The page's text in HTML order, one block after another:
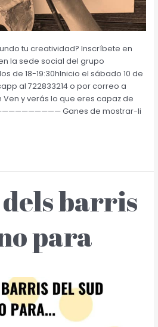
tu creatividad? Inscríbete en
la sede social del grupo
de 18-19:30hInicio el sábado 10 de
al 722833214 o por correo a
y verás lo que eres capaz de
Ganes de mostrar-li
dels barris
para